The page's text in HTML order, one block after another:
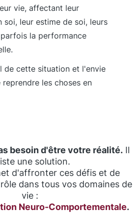
vie, affectant leur
soi, leur estime de soi, leurs
la performance
de cette situation et l'envie
les choses en
besoin d'être votre réalité. Il
une solution.
d'affronter ces défis et de
dans tous vos domaines de
vie :
Neuro-Comportementale.